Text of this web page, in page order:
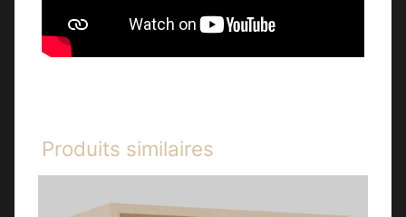
Produits similaires